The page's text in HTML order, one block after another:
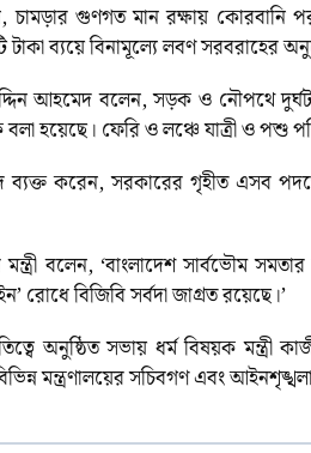
গুণগত মান রক্ষায় কোরবানি
টাকা ব্যয়ে বিনামূল্যে লবণ সরবরাহের
আহমেদ বলেন, সড়ক ও নৌপথে
বলা হয়েছে। ফেরি ও লঞ্চে যাত্রী ও পশু
ব্যক্ত করেন, সরকারের গৃহীত এসব
বলেন, ‘বাংলাদেশ সার্বভৌম
রোধে বিজিবি সর্বদা জাগ্রত রয়েছে।’
অনুষ্ঠিত সভায় ধর্ম বিষয়ক
মন্ত্রণালয়ের সচিবগণ এবং